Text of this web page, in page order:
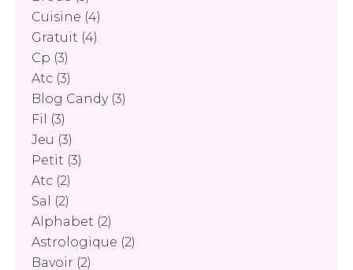
Cuisine (4)
Gratuit (4)
Cp (3)
Atc (3)
Blog Candy(3)
Fil
(3)
Jeu (3)
Petit (3)
Atc (2)
Sal
(2)
Alphabet (2)
Astrologique (2)
Bavoir (2)